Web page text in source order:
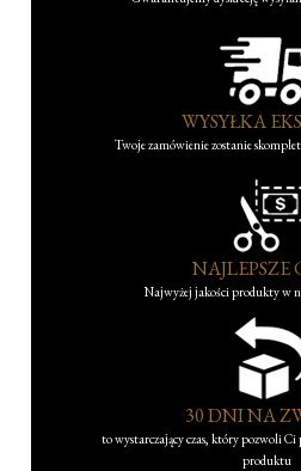
WYSYŁKA
Twoje zamówienie zostanie
NAJLEPSZE
Najwyżej jakości produkty w
30 DNI NA
to wystarczający czas, który pozwoli
produktu